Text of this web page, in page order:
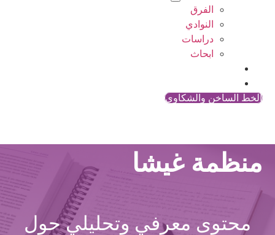
الفرق
النوادي
دراسات
ابحاث
الخط الساخن والشكاوي
منظمة غيشا
محتوى معرفي وتحليلي حول